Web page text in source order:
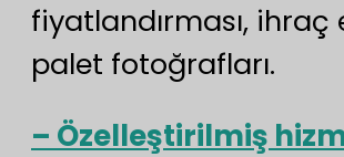
fiyatlandırması, ihraç
palet fotoğrafları.
– Özelleştirilmiş